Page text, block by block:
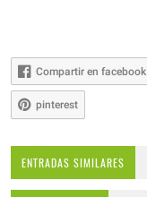
Compartir en facebook
pinterest
ENTRADAS SIMILARES